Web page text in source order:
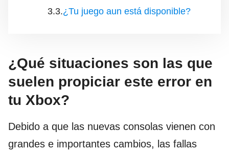
¿Tu juego aun está disponible?
¿Qué situaciones son las que
suelen propiciar este error en
tu Xbox?
Debido a que las nuevas consolas vienen con
grandes e importantes cambios, las fallas